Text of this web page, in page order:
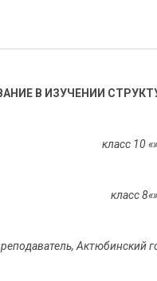
В ИЗУЧЕНИИ
класс 10 «
класс 8«
Актюбинский